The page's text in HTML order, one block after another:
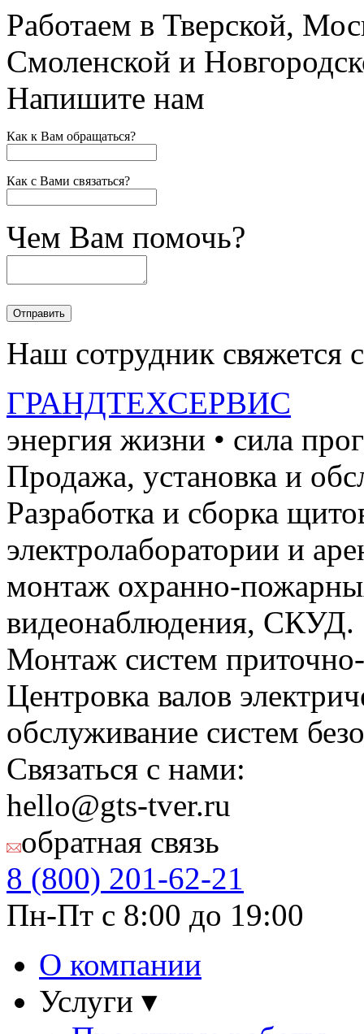
Работаем в Тверской,
Смоленской и
Напишите нам
Как к Вам обращаться?
Как с Вами связаться?
Чем Вам помочь?
Наш сотрудник свяжется
ГРАНДТЕХСЕРВИС
энергия жизни • сила
Продажа, установка и
Разработка и сборка
электролаборатории и
монтаж охранно-
видеонаблюдения, СКУД.
Монтаж систем
Центровка валов
обслуживание систем
Связаться с нами:
hello@gts-tver.ru
обратная связь
8 (800) 201-62-21
Пн-Пт с 8:00 до 19:00
О компании
Услуги ▾